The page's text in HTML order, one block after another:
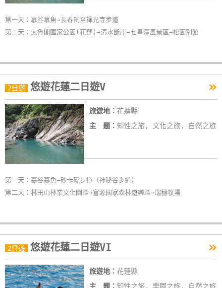
案
合
作
廠
商
合
作
旅
伴
商
品
宣
傳
第一天：慕谷慕魚→長春祠至禪光寺步道
第二天：太魯閣國家公園(花蓮)→清水斷崖→七星潭風景區→松園別館
2日遊 悠遊花蓮二日遊V »
旅遊地： 花蓮縣
主 題： 知性之旅, 文化之旅, 自然之旅
第一天：慕谷慕魚→砂卡礑步道（神秘谷步道）
第二天：林田山林業文化園區→富源國家森林遊樂區→瑞穗牧場
2日遊 悠遊花蓮二日遊VI »
旅遊地： 花蓮縣
主 題： 知性之旅, 樂園之旅, 自然之旅